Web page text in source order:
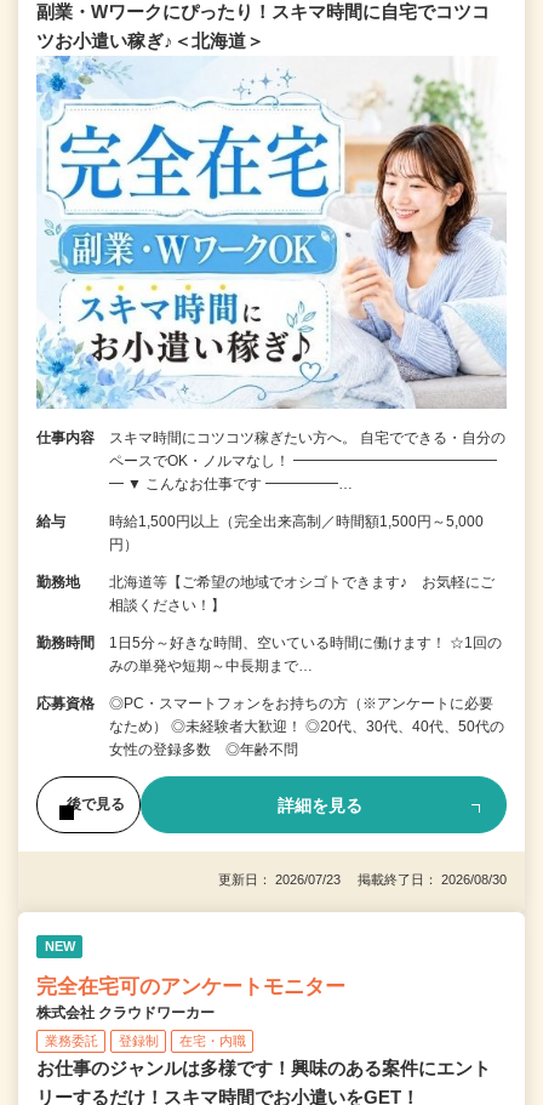
副業・Wワークにぴったり！スキマ時間に自宅でコツコ
ツお小遣い稼ぎ♪＜北海道＞
仕事内容
スキマ時間にコツコツ稼ぎたい方へ。 自宅でできる・自分の
ペースでOK・ノルマなし！ ━━━━━━━━━━━━━━
━ ▼ こんなお仕事です ━━━━━…
給与
時給1,500円以上（完全出来高制／時間額1,500円～5,000
円）
勤務地
北海道等【ご希望の地域でオシゴトできます♪ お気軽にご
相談ください！】
勤務時間
1日5分～好きな時間、空いている時間に働けます！ ☆1回の
みの単発や短期～中長期まで…
応募資格
◎PC・スマートフォンをお持ちの方（※アンケートに必要
なため） ◎未経験者大歓迎！ ◎20代、30代、40代、50代の
女性の登録多数 ◎年齢不問
後で見る 詳細を見る
更新日： 2026/07/23 掲載終了日： 2026/08/30
NEW
完全在宅可のアンケートモニター
株式会社 クラウドワーカー
業務委託 登録制 在宅・内職
お仕事のジャンルは多様です！興味のある案件にエント
リーするだけ！スキマ時間でお小遣いをGET！